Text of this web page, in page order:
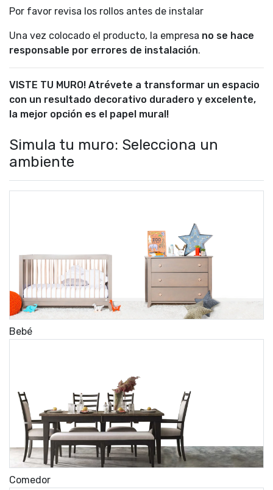
Por favor revisa los rollos antes de instalar
Una vez colocado el producto, la empresa no se hace
responsable por errores de instalación.
VISTE TU MURO! Atrévete a transformar un espacio
con un resultado decorativo duradero y excelente,
la mejor opción es el papel mural!
Simula tu muro: Selecciona un
ambiente
Bebé
Comedor